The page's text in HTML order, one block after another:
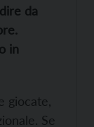
da
in
giocate,
Se